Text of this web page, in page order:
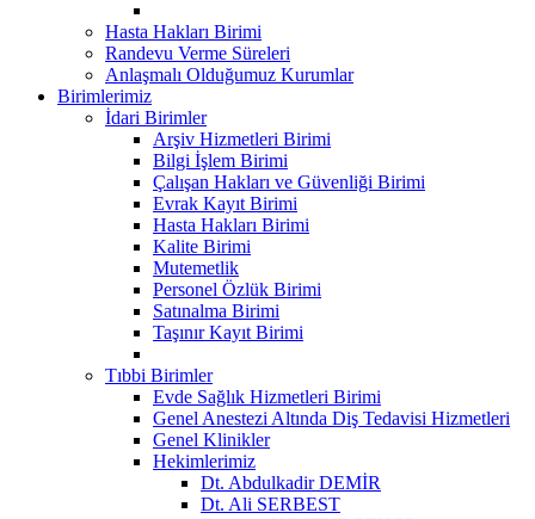
Hasta Hakları Birimi
Randevu Verme Süreleri
Anlaşmalı Olduğumuz Kurumlar
Birimlerimiz
İdari Birimler
Arşiv Hizmetleri Birimi
Bilgi İşlem Birimi
Çalışan Hakları ve Güvenliği Birimi
Evrak Kayıt Birimi
Hasta Hakları Birimi
Kalite Birimi
Mutemetlik
Personel Özlük Birimi
Satınalma Birimi
Taşınır Kayıt Birimi
Tıbbi Birimler
Evde Sağlık Hizmetleri Birimi
Genel Anestezi Altında Diş Tedavisi Hizmetleri
Genel Klinikler
Hekimlerimiz
Dt. Abdulkadir DEMİR
Dt. Ali SERBEST